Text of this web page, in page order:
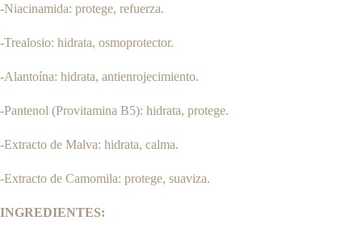
-Niacinamida: protege, refuerza.
-Trealosio: hidrata, osmoprotector.
-Alantoína: hidrata, antienrojecimiento.
-Pantenol (Provitamina B5): hidrata, protege.
-Extracto de Malva: hidrata, calma.
-Extracto de Camomila: protege, suaviza.
INGREDIENTES: